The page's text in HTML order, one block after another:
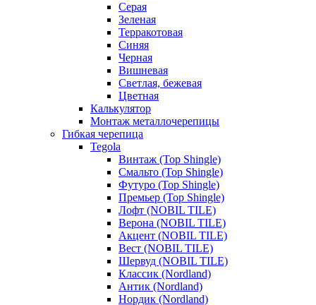
Серая
Зеленая
Терракотовая
Синяя
Черная
Вишневая
Светлая, бежевая
Цветная
Калькулятор
Монтаж металлочерепицы
Гибкая черепица
Tegola
Винтаж (Top Shingle)
Смальто (Top Shingle)
Футуро (Top Shingle)
Премьер (Top Shingle)
Лофт (NOBIL TILE)
Верона (NOBIL TILE)
Акцент (NOBIL TILE)
Вест (NOBIL TILE)
Шервуд (NOBIL TILE)
Классик (Nordland)
Антик (Nordland)
Нордик (Nordland)